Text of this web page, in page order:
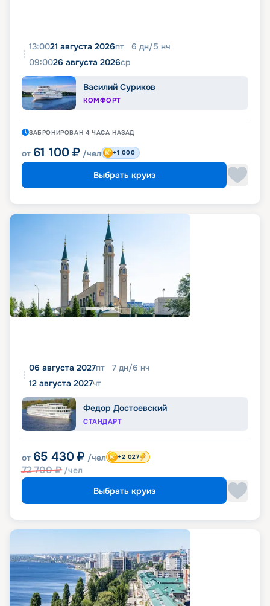
13:0021 августа 2026пт 6 дн/5 нч
09:0026 августа 2026ср
Василий Суриков
КОМФОРТ
ЗАБРОНИРОВАН 4 ЧАСА НАЗАД
от 61 100 ₽ /чел +1 000
Выбрать круиз
06 августа 2027пт 7 дн/6 нч
12 августа 2027чт
Федор Достоевский
СТАНДАРТ
от 65 430 ₽ /чел
72 700₽ /чел
+2 027
Выбрать круиз